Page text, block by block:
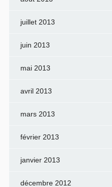
juillet 2013
juin 2013
mai 2013
avril 2013
mars 2013
février 2013
janvier 2013
décembre 2012